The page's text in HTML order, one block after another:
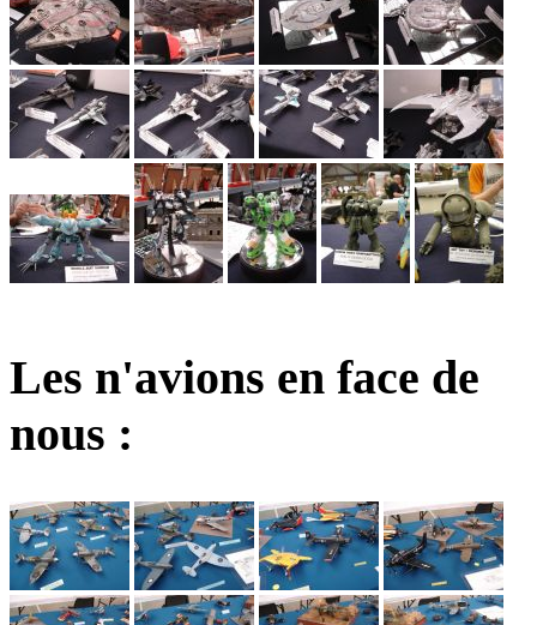
Les n'avions en face de
nous :